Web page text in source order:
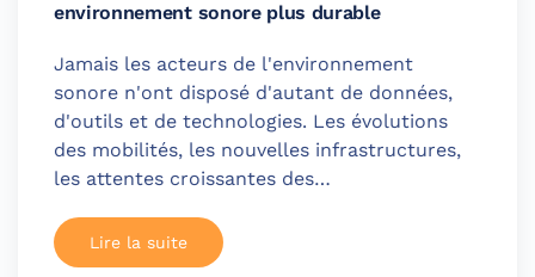
environnement sonore plus durable
Jamais les acteurs de l'environnement
sonore n'ont disposé d'autant de données,
d'outils et de technologies. Les évolutions
des mobilités, les nouvelles infrastructures,
les attentes croissantes des…
Lire la suite